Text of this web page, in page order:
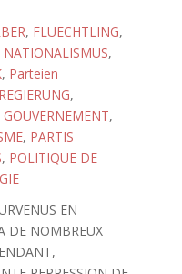
, FLUECHTLING,
NATIONALISMUS,
, Parteien
REGIERUNG,
GOUVERNEMENT,
, PARTIS
, POLITIQUE DE
EN
DE NOMBREUX